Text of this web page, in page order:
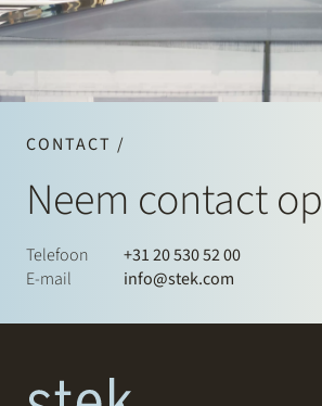
CONTACT /
Neem contact op
Telefoon
+31 20 530 52 00
E-mail
info@stek.com